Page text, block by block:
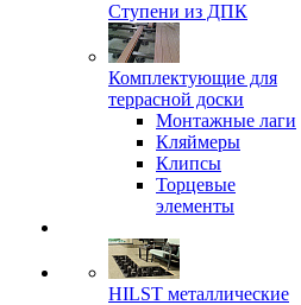
Ступени из ДПК
Комплектующие для
террасной доски
Монтажные лаги
Кляймеры
Клипсы
Торцевые
элементы
HILST металлические